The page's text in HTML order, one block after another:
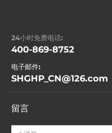
24小时免费电话:
400-869-8752
电子邮件:
SHGHP_CN@126.com
留言